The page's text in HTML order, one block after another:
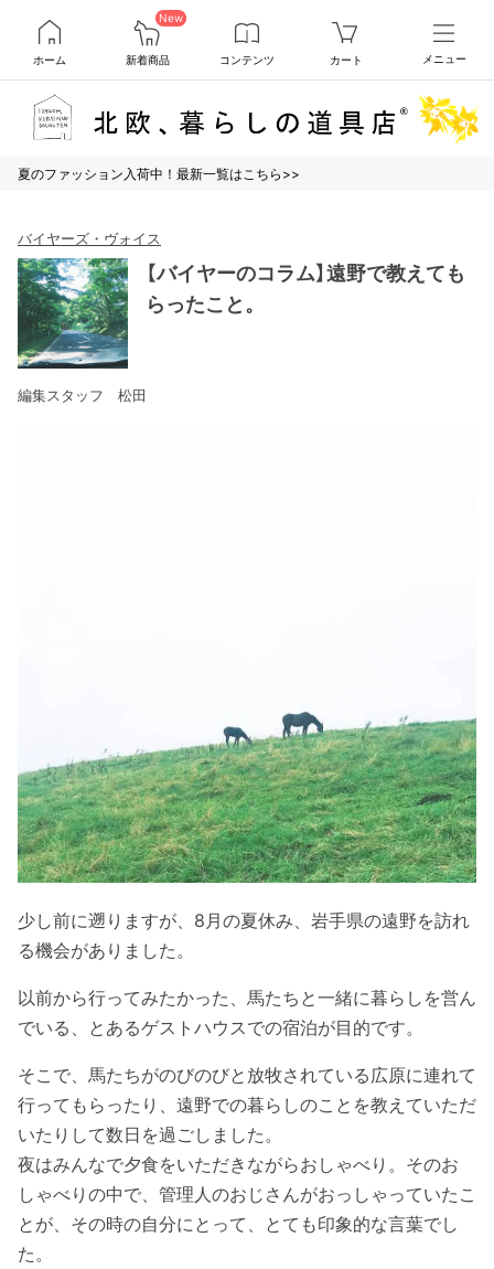
ホーム
New
新着商品 コンテンツ カート メニュー
夏のファッション入荷中！最新一覧はこちら>>
バイヤーズ・ヴォイス
【バイヤーのコラム】遠野で教えても
らったこと。
編集スタッフ 松田
少し前に遡りますが、8月の夏休み、岩手県の遠野を訪れ
る機会がありました。
以前から行ってみたかった、馬たちと一緒に暮らしを営ん
でいる、とあるゲストハウスでの宿泊が目的です。
そこで、馬たちがのびのびと放牧されている広原に連れて
行ってもらったり、遠野での暮らしのことを教えていただ
いたりして数日を過ごしました。
夜はみんなで夕食をいただきながらおしゃべり。そのお
しゃべりの中で、管理人のおじさんがおっしゃっていたこ
とが、その時の自分にとって、とても印象的な言葉でし
た。